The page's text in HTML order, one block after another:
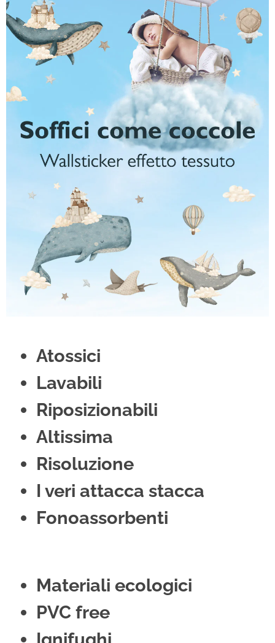
Atossici
Lavabili
Riposizionabili
Altissima
Risoluzione
I veri attacca stacca
Fonoassorbenti
Materiali ecologici
PVC free